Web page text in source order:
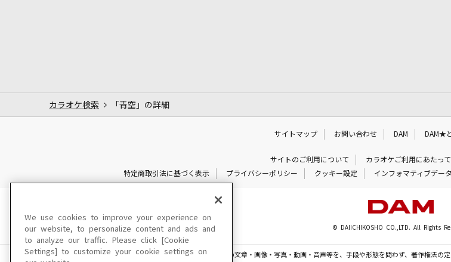
カラオケ検索 「青空」の詳細
サイトマップ お問い合わせ DAM DAM★
サイトのご利用について カラオケご利用にあたっ
特定商取引法に基づく表示
プライバシーポリシー クッキー設定 インフォマティブデー
© DAIICHIKOSHO CO.,LTD. All Rights
このサイトに掲載されている一切の文章・画像・写真・動画・音声等を、手段や形態を問わず、著作権法の
We use cookies to improve your experience on
our website, to personalize content and ads and
to analyze our traffic. Please click [Cookie
Settings] to customize your cookie settings on